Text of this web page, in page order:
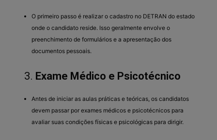
O primeiro passo é realizar o cadastro no DETRAN do estado
onde o candidato reside. Isso geralmente envolve o
preenchimento de formulários e a apresentação dos
documentos pessoais.
3. Exame Médico e Psicotécnico
Antes de iniciar as aulas práticas e teóricas, os candidatos
devem passar por exames médicos e psicotécnicos para
avaliar suas condições físicas e psicológicas para dirigir.